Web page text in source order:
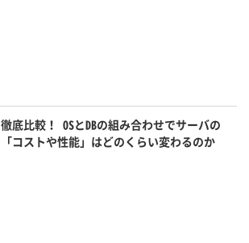
徹底比較！ OSとDBの組み合わせでサーバの
「コストや性能」はどのくらい変わるのか